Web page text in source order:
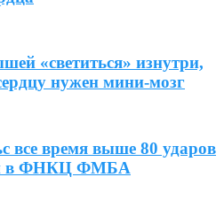
«светиться» изнутри,
нужен мини-мозг
все время выше 80 ударов
в ФНКЦ ФМБА